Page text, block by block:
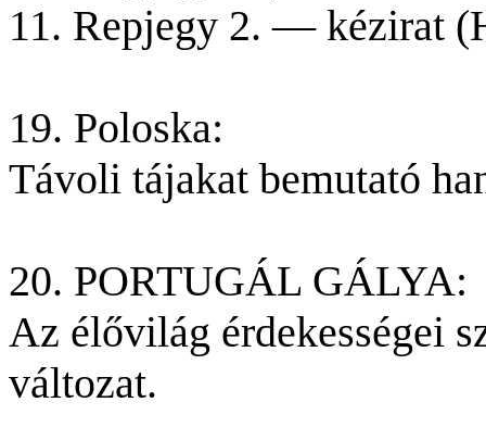
11. Repjegy 2. — kézirat
19. Poloska:
Távoli tájakat bemutató
20. PORTUGÁL GÁLYA:
Az élővilág érdekességei
változat.